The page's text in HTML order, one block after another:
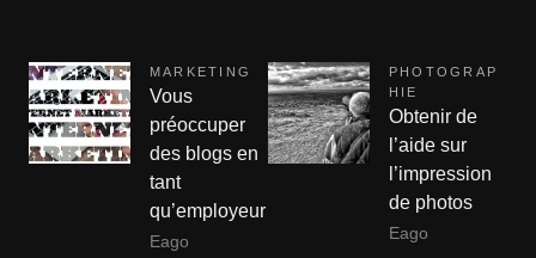
MARKETING
Vous
préoccuper
des blogs en
tant
qu’employeur
Eago
PHOTOGRAP
HIE
Obtenir de
l’aide sur
l’impression
de photos
Eago